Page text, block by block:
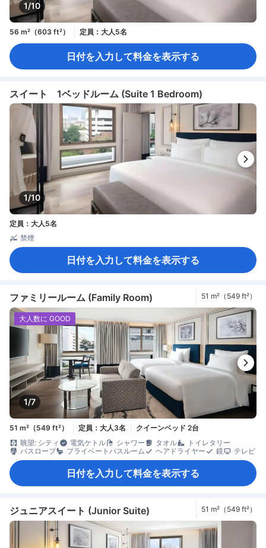
1/10
56 m²（603 ft²） 定員：大人5名
日付を入力して料金を表示する
スイート 1ベッドルーム (Suite 1 Bedroom)
1/10
定員：大人5名
禁煙
日付を入力して料金を表示する
ファミリールーム (Family Room) 51 m²（549 ft²）
1/7
大人数に GOOD
51 m²（549 ft²） 定員：大人3名
クイーンベッド 2台
眺望: シティ
電気ケトル シャワー タオル
トイレタリー
バスローブ
プライベートバスルーム ヘアドライヤー 鏡 テレビ
日付を入力して料金を表示する
ジュニアスイート (Junior Suite) 51 m²（549 ft²）